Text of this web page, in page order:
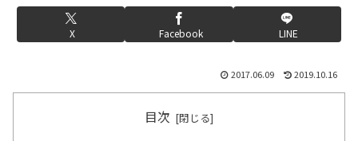
X Facebook LINE
2017.06.09 2019.10.16
目次